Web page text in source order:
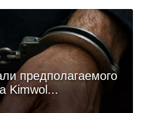
предполагаемого
Kimwol...